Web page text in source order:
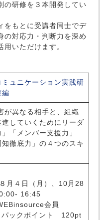
の研修を３本開発してい
もとに受講者同士でデ
の対応力・判断力を深め
いただけます。
ュニケーション実践研
編
が異なる相手と、組織
していくためにリーダ
「メンバー支援力」
知徹底力」の４つのスキ
月４日（月）、10月28
16:45
会員
パックポイント 120pt